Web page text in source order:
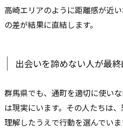
高崎エリアのように距離感が近
の差が結果に直結します。
出会いを諦めない人が最
群馬県でも、通町を適切に使い
は現実にいます。その人たちは、
理解したうえで行動を選んでいま